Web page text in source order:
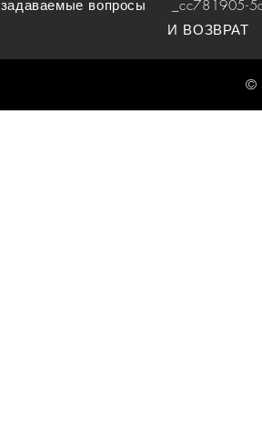
задаваемые вопросы _cc781905-
И ВОЗВРАТ
©